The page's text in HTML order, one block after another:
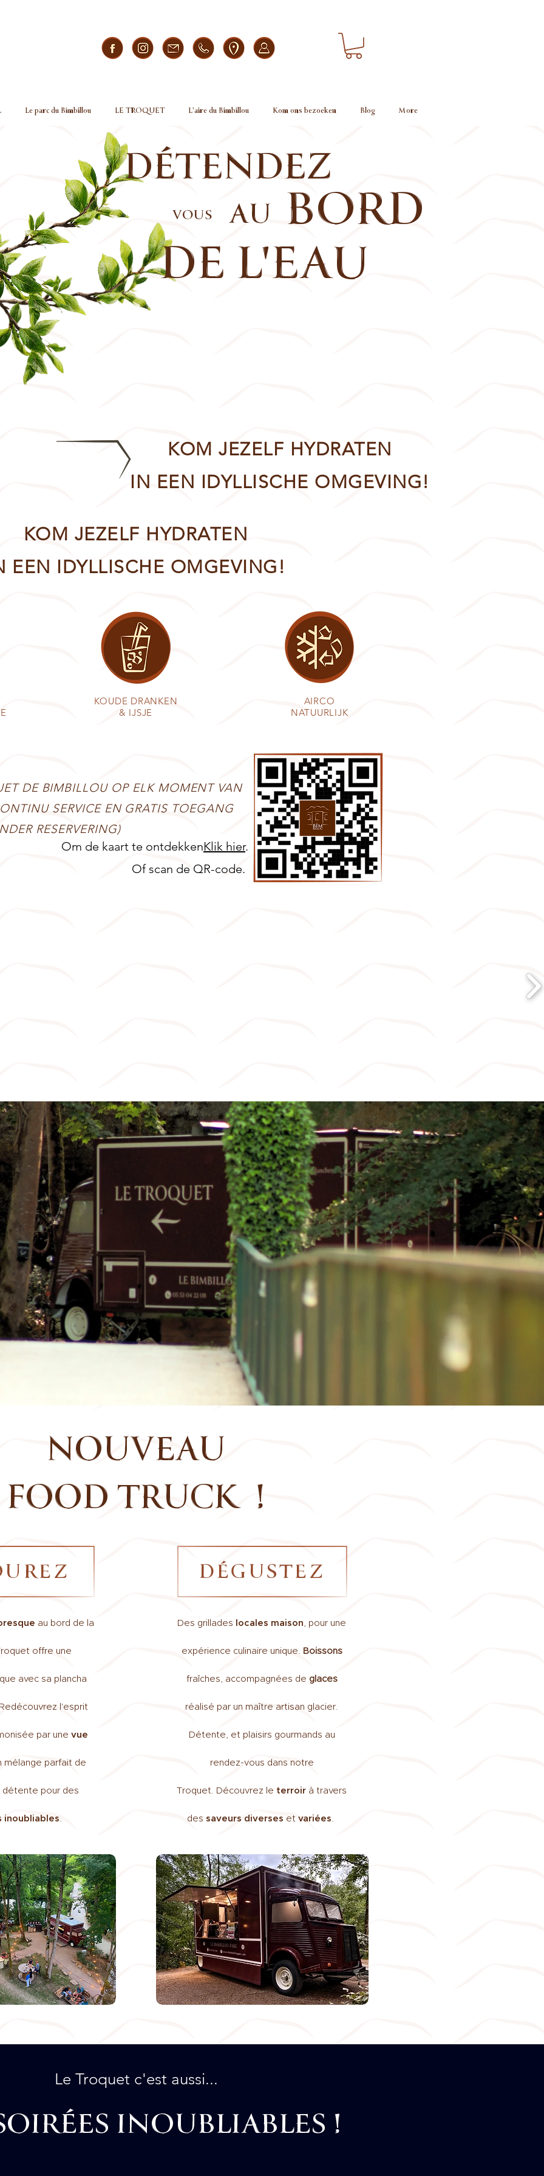
Le parc du Bimbillou LE TROQUET L'aire du Bimbillou Kom ons bezoeken Blog More
VOUS AU
DÉTENDEZ
BORD
DE L'EAU
KOM JEZELF HYDRATEN
IN EEN IDYLLISCHE OMGEVING!
KOM JEZELF HYDRATEN
EEN IDYLLISCHE OMGEVING!
KOUDE DRANKEN
& IJSJE
AIRCO
NATUURLIJK
DE BIMBILLOU OP ELK MOMENT VAN
SERVICE EN GRATIS TOEGANG
RESERVERING)
Om de kaart te ontdekkenKlik hier.
Of scan de QR-code.
NOUVEAU
FOOD TRUCK !
au bord de la
offre une
avec sa plancha
l'esprit
par une vue
mélange parfait de
détente pour des
inoubliables
DÉGUSTEZ
Des grillades locales maison , pour une
expérience culinaire unique. Boissons
fraîches, accompagnées de glaces
réalisé par un maître artisan glacier.
Détente, et plaisirs gourmands au
rendez-vous dans notre
Troquet. Découvrez le terroir à travers
des saveurs diverses et variées
Le Troquet c'est aussi...
INOUBLIABLES !